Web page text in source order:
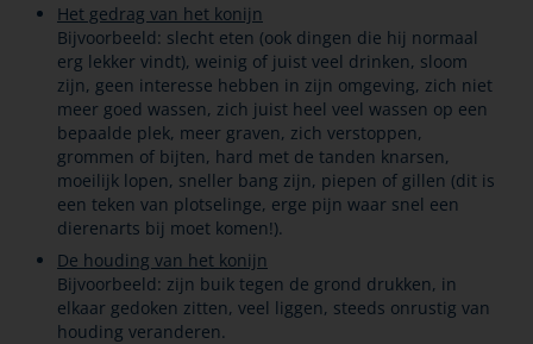
Het gedrag van het konijn
Bijvoorbeeld: slecht eten (ook dingen die hij normaal
erg lekker vindt), weinig of juist veel drinken, sloom
zijn, geen interesse hebben in zijn omgeving, zich niet
meer goed wassen, zich juist heel veel wassen op een
bepaalde plek, meer graven, zich verstoppen,
grommen of bijten, hard met de tanden knarsen,
moeilijk lopen, sneller bang zijn, piepen of gillen (dit is
een teken van plotselinge, erge pijn waar snel een
dierenarts bij moet komen!).
De houding van het konijn
Bijvoorbeeld: zijn buik tegen de grond drukken, in
elkaar gedoken zitten, veel liggen, steeds onrustig van
houding veranderen.